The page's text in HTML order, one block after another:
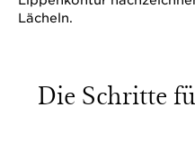
Lächeln.
Die Schritte